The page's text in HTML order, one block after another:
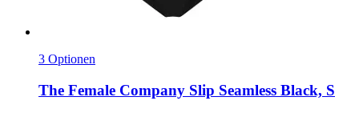
3 Optionen
The Female Company Slip Seamless Black, S